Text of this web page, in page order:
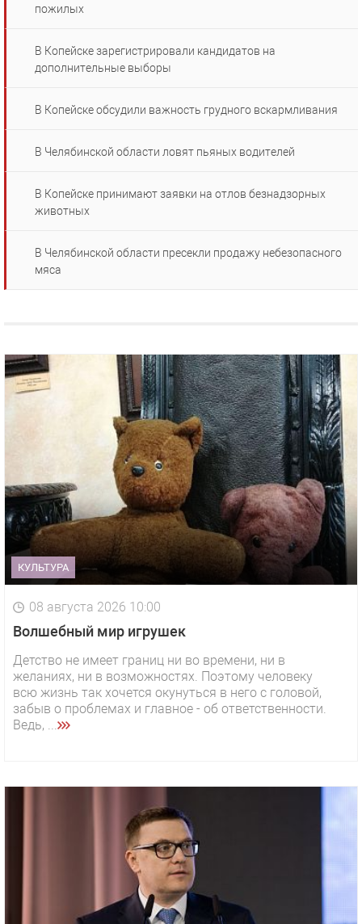
пожилых
В Копейске зарегистрировали кандидатов на
дополнительные выборы
В Копейске обсудили важность грудного вскармливания
В Челябинской области ловят пьяных водителей
В Копейске принимают заявки на отлов безнадзорных
животных
В Челябинской области пресекли продажу небезопасного
мяса
КУЛЬТУРА
08 августа 2026 10:00
Волшебный мир игрушек
Детство не имеет границ ни во времени, ни в
желаниях, ни в возможностях. Поэтому человеку
всю жизнь так хочется окунуться в него с головой,
забыв о проблемах и главное - об ответственности.
Ведь, ...